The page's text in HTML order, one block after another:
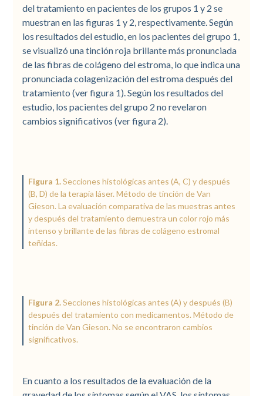
del tratamiento en pacientes de los grupos 1 y 2 se
muestran en las figuras 1 y 2, respectivamente. Según
los resultados del estudio, en los pacientes del grupo 1,
se visualizó una tinción roja brillante más pronunciada
de las fibras de colágeno del estroma, lo que indica una
pronunciada colagenización del estroma después del
tratamiento (ver figura 1). Según los resultados del
estudio, los pacientes del grupo 2 no revelaron
cambios significativos (ver figura 2).
Figura 1.Secciones histológicas antes (A, C) y después
(B, D) de la terapia láser. Método de tinción de Van
Gieson. La evaluación comparativa de las muestras antes
y después del tratamiento demuestra un color rojo más
intenso y brillante de las fibras de colágeno estromal
teñidas.
Figura 2.Secciones histológicas antes (A) y después (B)
después del tratamiento con medicamentos. Método de
tinción de Van Gieson. No se encontraron cambios
significativos.
En cuanto a los resultados de la evaluación de la